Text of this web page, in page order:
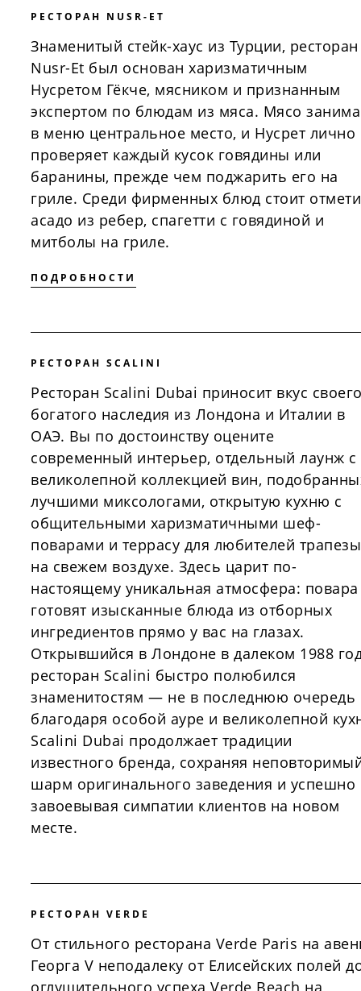
РЕСТОРАН NUSR-ET
Знаменитый стейк-хаус из Турции, ресторан
Nusr-Et был основан харизматичным
Нусретом Гёкче, мясником и признанным
экспертом по блюдам из мяса. Мясо
в меню центральное место, и Нусрет лично
проверяет каждый кусок говядины или
баранины, прежде чем поджарить его на
гриле. Среди фирменных блюд стоит
асадо из ребер, спагетти с говядиной и
митболы на гриле.
ПОДРОБНОСТИ
РЕСТОРАН SCALINI
Ресторан Scalini Dubai приносит вкус
богатого наследия из Лондона и Италии в
ОАЭ. Вы по достоинству оцените
современный интерьер, отдельный лаунж с
великолепной коллекцией вин,
лучшими миксологами, открытую кухню с
общительными харизматичными шеф-
поварами и террасу для любителей трапезы
на свежем воздухе. Здесь царит по-
настоящему уникальная атмосфера: повара
готовят изысканные блюда из отборных
ингредиентов прямо у вас на глазах.
Открывшийся в Лондоне в далеком 1988
ресторан Scalini быстро полюбился
знаменитостям — не в последнюю очередь
благодаря особой ауре и великолепной
Scalini Dubai продолжает традиции
известного бренда, сохраняя
шарм оригинального заведения и успешно
завоевывая симпатии клиентов на новом
месте.
РЕСТОРАН VERDE
От стильного ресторана Verde Paris на
Георга V неподалеку от Елисейских полей
оглушительного успеха Verde Beach на